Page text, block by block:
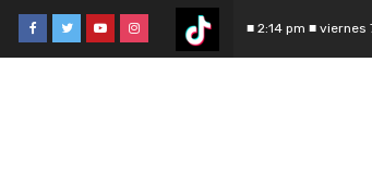
■ 2:14 pm ■